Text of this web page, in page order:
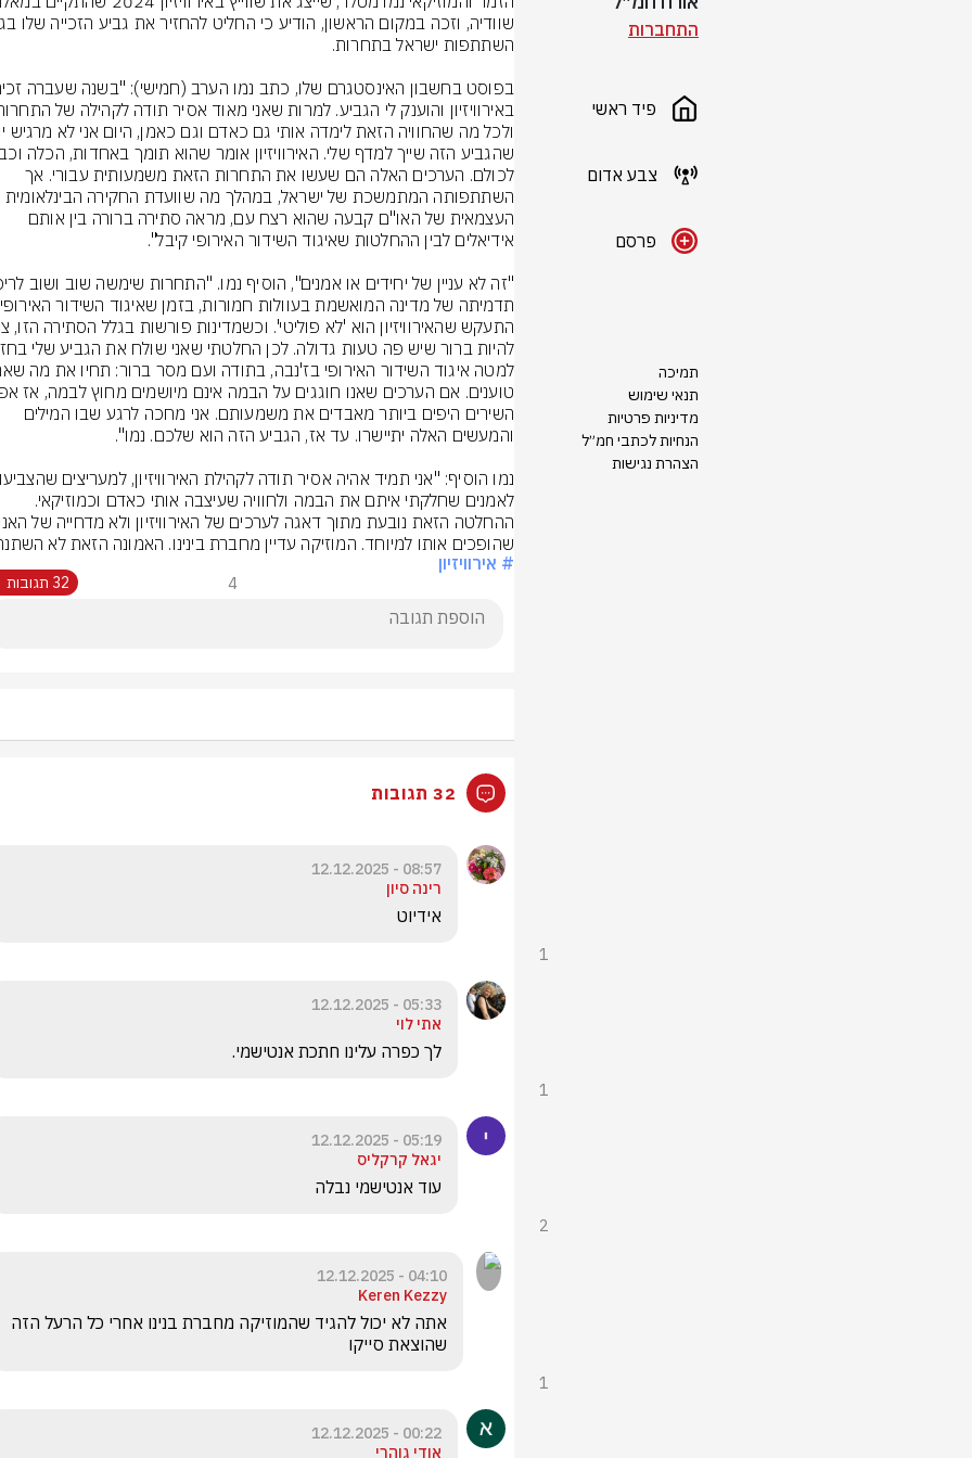
התחברות
פיד ראשי
צבע אדום
פרסם
תמיכה
תנאי שימוש
מדיניות פרטיות
הנחיות לכתבי חמ״ל
הצהרת נגישות
שהופכים אותו למיוחד. המוזיקה עדיין מחברת בינינו. האמונה הזאת לא
# אירוויזיון
4 32 תגובות
32 תגובות
08:57 - 12.12.2025
רינה סיון
אידיוט
1
05:33 - 12.12.2025
אתי לוי
לך כפרה עלינו חתכת אנטישמי.
1
05:19 - 12.12.2025
יגאל קרקליס
עוד אנטישמי נבלה
2
04:10 - 12.12.2025
Keren Kezzy
שהוצאת סייקו
1
00:22 - 12.12.2025
אודי גוהרי